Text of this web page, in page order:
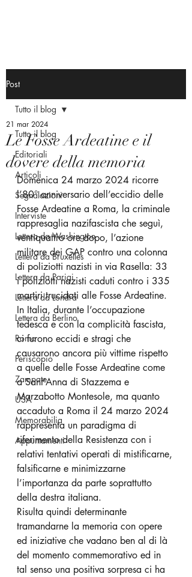
Post
Tutto il blog
Editoriali
Articoli
Segnalazioni
Interviste
Lettera da Washington
Lettera da Bruxelles
Lettera da Parigi
Lettera da Londra
Lettera da Berlino
Roma
Periscopio
Zampate
USA
Memorabilia
Appuntamenti
Tutto il blog
Le Fosse Ardeatine e il
dovere della memoria
21 mar 2024
Domenica 24 marzo 2024 ricorre
l’80° anniversario dell’eccidio delle
Fosse Ardeatine a Roma, la criminale
rappresaglia nazifascista che seguì,
ventiquattro ore dopo, l’azione
militare dei GAP contro una colonna
di poliziotti nazisti in via Rasella: 33
i poliziotti nazisti caduti contro i 335
martiri trucidati alle Fosse Ardeatine.
In Italia, durante l’occupazione
tedesca e con la complicità fascista,
ci furono eccidi e stragi che
causarono ancora più vittime rispetto
a quelle delle Fosse Ardeatine come
a Sant’Anna di Stazzema e
Marzabotto Montesole, ma quanto
accaduto a Roma il 24 marzo 2024
rappresenta un paradigma di
riferimento della Resistenza con i
relativi tentativi operati di mistificarne,
falsificarne e minimizzarne
l’importanza da parte soprattutto
della destra italiana.
Risulta quindi determinante
tramandarne la memoria con opere
ed iniziative che vadano ben al di là
del momento commemorativo ed in
tal senso una positiva sorpresa ci ha